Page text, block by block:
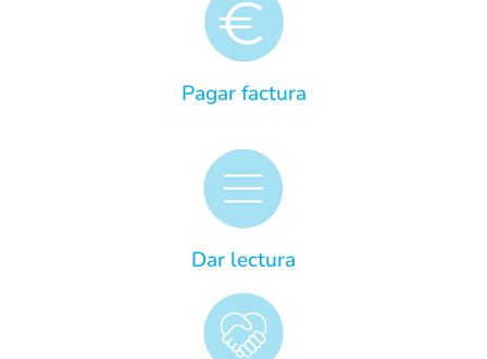
Pagar factura
Dar lectura